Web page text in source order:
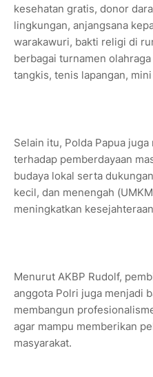
kesehatan gratis, donor
lingkungan, anjangsana
warakawuri, bakti religi di
berbagai turnamen
tangkis, tenis lapangan,
Selain itu, Polda Papua
terhadap pemberdayaan
budaya lokal serta
kecil, dan menengah
meningkatkan
Menurut AKBP Rudolf,
anggota Polri juga menjadi
membangun
agar mampu memberikan
masyarakat.